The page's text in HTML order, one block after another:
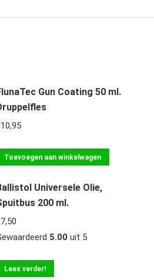
Gun Coating 50 ml.
10,95
Toevoegen aan winkelwagen
Universele Olie,
200 ml.
7,50
5.00 uit 5
Lees verder!